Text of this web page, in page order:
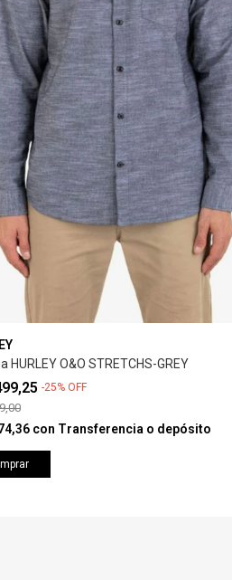
HURLEY O&O STRETCHS-GREY
-25% OFF
con Transferencia o depósito